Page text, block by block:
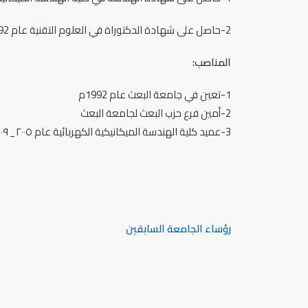
2- حاصل على شهادة الدكتوراة في العلوم التقنية عام 1992م من روسيا
المناصب:
1-تعين في جامعة البعث عام 1992م
2-أمين فرع حزب البعث لجامعة البعث
3-عميد كلية الهندسة الميكانيكية الكهربائية عام ٢٠٠٥_٢٠٠٩م
رؤساء الجامعة السابقين